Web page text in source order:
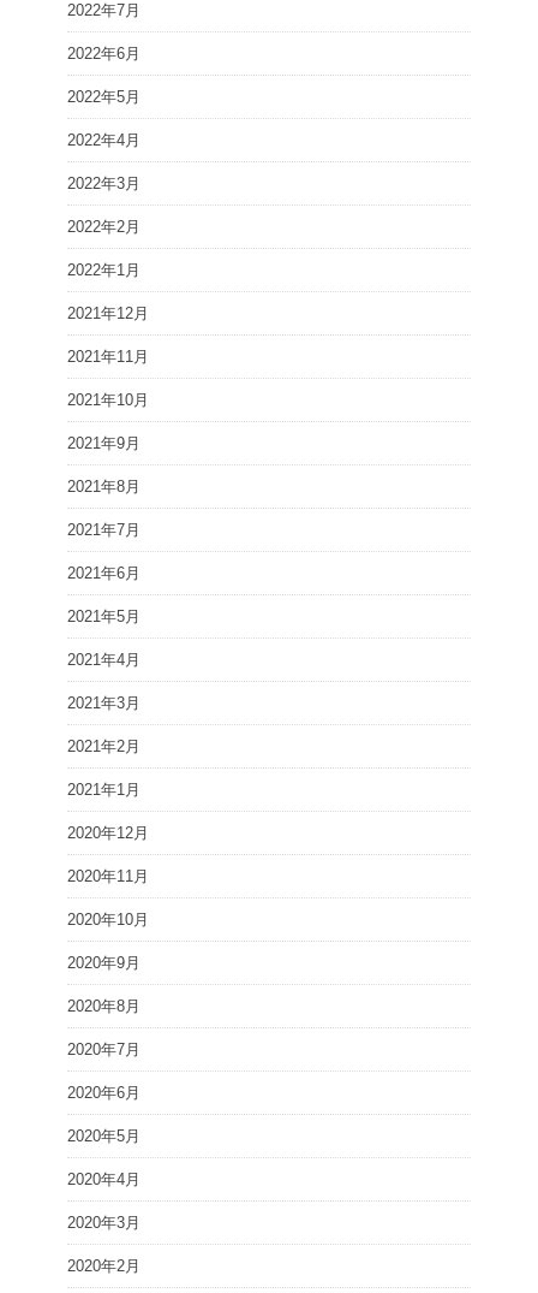
2022年7月
2022年6月
2022年5月
2022年4月
2022年3月
2022年2月
2022年1月
2021年12月
2021年11月
2021年10月
2021年9月
2021年8月
2021年7月
2021年6月
2021年5月
2021年4月
2021年3月
2021年2月
2021年1月
2020年12月
2020年11月
2020年10月
2020年9月
2020年8月
2020年7月
2020年6月
2020年5月
2020年4月
2020年3月
2020年2月